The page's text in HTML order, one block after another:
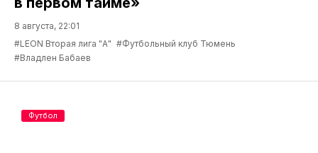
8 августа, 22:01
#LEON Вторая лига "А" #Футбольный клуб Тюмень
#Владлен Бабаев
Футбол